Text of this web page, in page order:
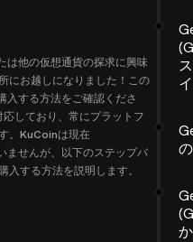
は他の仮想通貨の探求に興味
にお越しになりました！この
する方法をご確認くださ
しており、常にプラットフ
。KuCoinは現在
ませんが、以下のステップバ
入する方法を説明します。